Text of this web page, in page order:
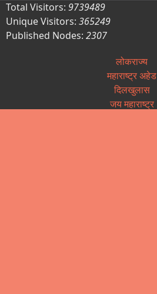
Total Visitors: 9739489
Unique Visitors: 365249
Published Nodes: 2307
लोकराज्य
महाराष्ट्र अहेड
दिलखुलास
जय महाराष्ट्र